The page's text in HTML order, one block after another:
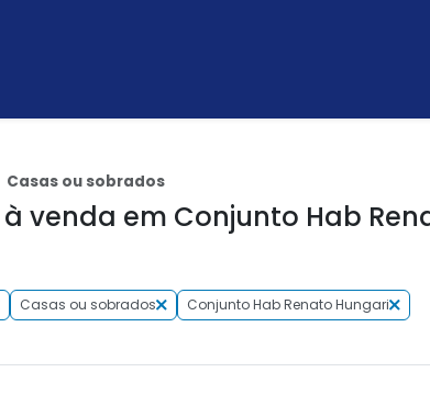
Casas ou sobrados
à venda em Conjunto Hab
Casas ou sobrados Conjunto Hab Renato Hungari